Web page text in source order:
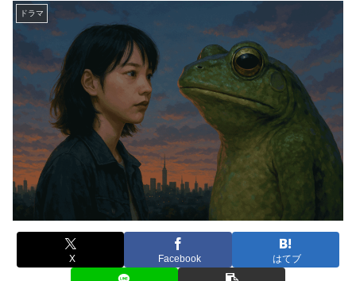
ドラマ
X Facebook はてブ